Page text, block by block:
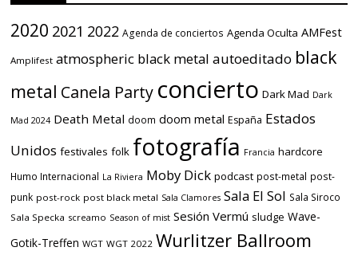
2020 2021 2022 Agenda de conciertos Agenda Oculta AMFest
Amplifest atmospheric black metal autoeditado black
metal Canela Party concierto Dark Mad Dark
Mad 2024 Death Metal doom doom metal España Estados
Unidos festivales folk fotografía Francia hardcore
Humo Internacional La Riviera Moby Dick podcast post-metal post-
punk post-rock post black metal Sala Clamores Sala El Sol Sala Siroco
Sala Specka screamo Season of mist Sesión Vermú sludge Wave-
Gotik-Treffen WGT WGT 2022 Wurlitzer Ballroom